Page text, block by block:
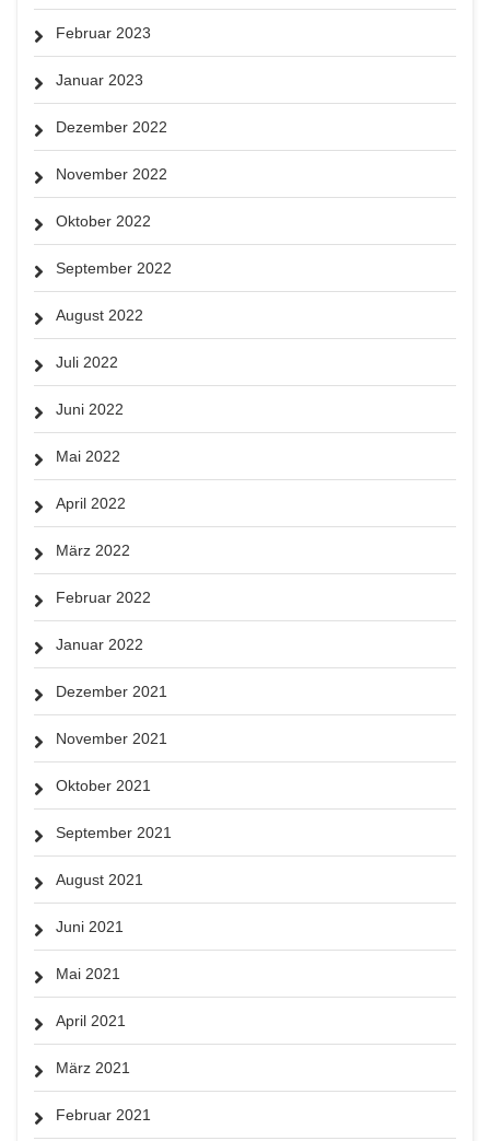
Februar 2023
Januar 2023
Dezember 2022
November 2022
Oktober 2022
September 2022
August 2022
Juli 2022
Juni 2022
Mai 2022
April 2022
März 2022
Februar 2022
Januar 2022
Dezember 2021
November 2021
Oktober 2021
September 2021
August 2021
Juni 2021
Mai 2021
April 2021
März 2021
Februar 2021